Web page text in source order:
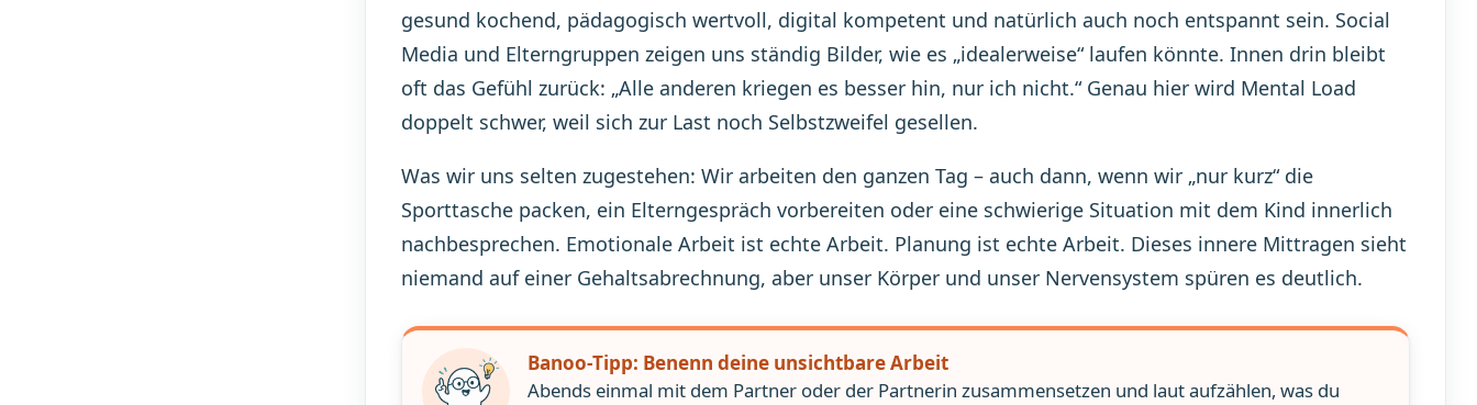
gesund kochend, pädagogisch wertvoll, digital kompetent und natürlich auch noch entspannt sein. Social
Media und Elterngruppen zeigen uns ständig Bilder, wie es „idealerweise“ laufen könnte. Innen drin bleibt
oft das Gefühl zurück: „Alle anderen kriegen es besser hin, nur ich nicht.“ Genau hier wird Mental Load
doppelt schwer, weil sich zur Last noch Selbstzweifel gesellen.
Was wir uns selten zugestehen: Wir arbeiten den ganzen Tag – auch dann, wenn wir „nur kurz“ die
Sporttasche packen, ein Elterngespräch vorbereiten oder eine schwierige Situation mit dem Kind innerlich
nachbesprechen. Emotionale Arbeit ist echte Arbeit. Planung ist echte Arbeit. Dieses innere Mittragen sieht
niemand auf einer Gehaltsabrechnung, aber unser Körper und unser Nervensystem spüren es deutlich.
Banoo-Tipp: Benenn deine unsichtbare Arbeit
Abends einmal mit dem Partner oder der Partnerin zusammensetzen und laut aufzählen, was du